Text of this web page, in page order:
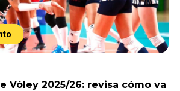
Vóley 2025/26: revisa cómo va